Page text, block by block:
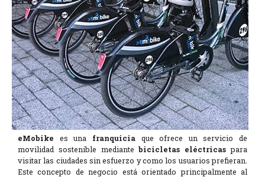
eMobike es una franquiciaque ofrece un servicio de
movilidad sostenible mediantebicicletas eléctricas para
visitar las ciudades sin esfuerzo y como los usuarios prefieran.
Este concepto de negocio está orientado principalmente al